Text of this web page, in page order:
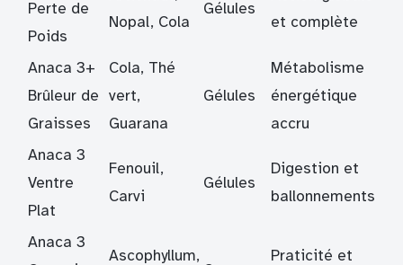
Perte de
Poids
Nopal, Cola
Gélules
et complète
Anaca 3+
Brûleur de
Graisses
Cola, Thé
vert,
Guarana
Gélules
Métabolisme
énergétique
accru
Anaca 3
Ventre
Plat
Fenouil,
Carvi
Gélules
Digestion et
ballonnements
Anaca 3
Ascophyllum,
Praticité et